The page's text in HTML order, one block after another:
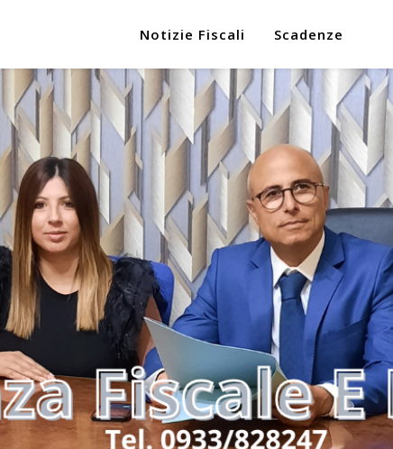
Notizie Fiscali Scadenze